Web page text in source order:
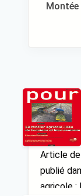
Montée
Article
publié
agricole :